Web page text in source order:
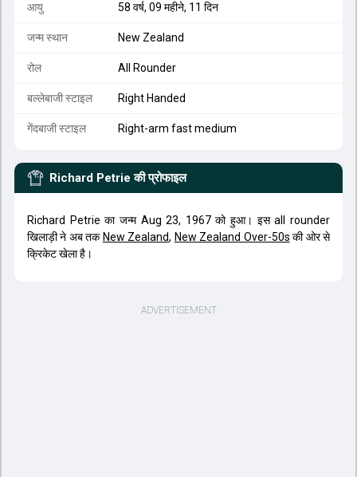
आयु 58 वर्ष, 09 महीने, 11 दिन
जन्म स्थान New Zealand
रोल All Rounder
बल्लेबाजी स्टाइल Right Handed
गेंदबाजी स्टाइल Right-arm fast medium
Richard Petrie की प्रोफाइल
Richard Petrie का जन्म Aug 23, 1967 को हुआ। इस all rounder
खिलाड़ी ने अब तक New Zealand, New Zealand Over-50s की ओर से
क्रिकेट खेला है।